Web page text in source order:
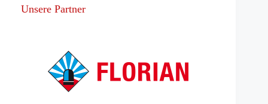
Unsere Partner